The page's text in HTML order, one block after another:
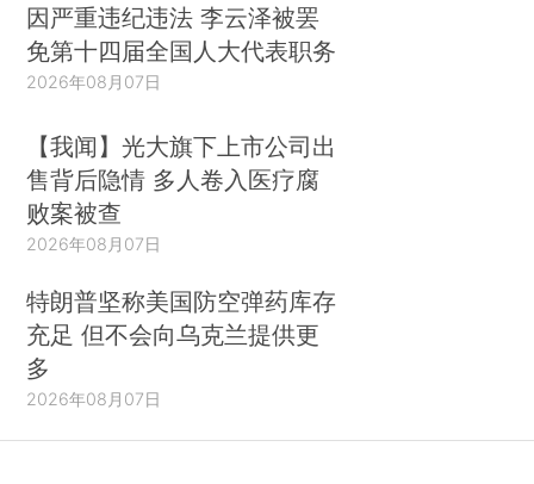
因严重违纪违法 李云泽被罢
免第十四届全国人大代表职务
2026年08月07日
【我闻】光大旗下上市公司出
售背后隐情 多人卷入医疗腐
败案被查
2026年08月07日
特朗普坚称美国防空弹药库存
充足 但不会向乌克兰提供更
多
2026年08月07日